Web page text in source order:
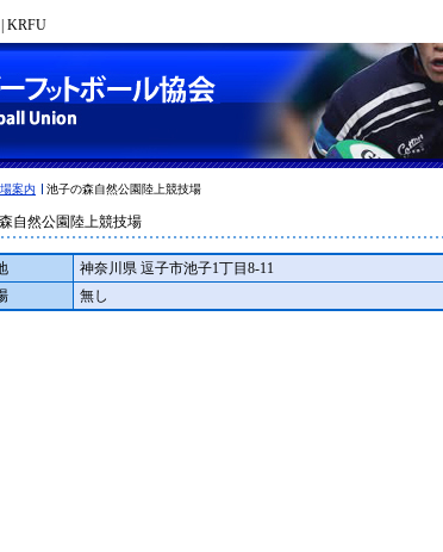
KRFU
案内 池子の森自然公園陸上競技場
自然公園陸上競技場
神奈川県 逗子市池子1丁目8-11
無し